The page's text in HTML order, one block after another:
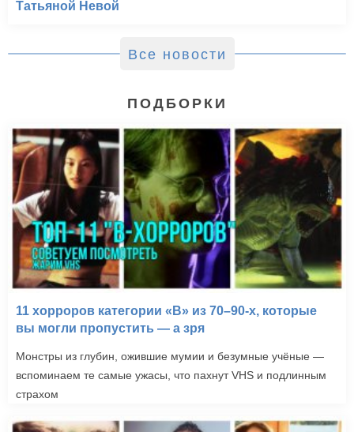
Татьяной Невой
Все новости
ПОДБОРКИ
11 хорроров категории «B» из 70–90-х, которые
вы могли пропустить — а зря
Монстры из глубин, ожившие мумии и безумные учёные —
вспоминаем те самые ужасы, что пахнут VHS и подлинным
страхом